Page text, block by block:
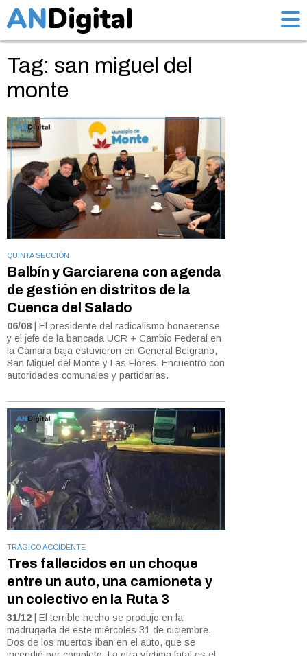
Tag: san miguel del
monte
QUINTA SECCIÓN
Balbín y Garciarena con agenda
de gestión en distritos de la
Cuenca del Salado
06/08 | El presidente del radicalismo bonaerense
y el jefe de la bancada UCR + Cambio Federal en
la Cámara baja estuvieron en General Belgrano,
San Miguel del Monte y Las Flores. Encuentro con
autoridades comunales y partidarias.
TRÁGICO ACCIDENTE
Tres fallecidos en un choque
entre un auto, una camioneta y
un colectivo en la Ruta 3
31/12 | El terrible hecho se produjo en la
madrugada de este miércoles 31 de diciembre.
Dos de los muertos iban en el auto, que se